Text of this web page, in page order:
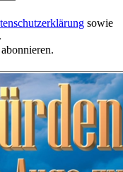
sowie